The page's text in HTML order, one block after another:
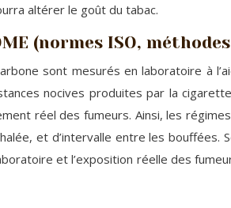
altérer le goût du tabac.
(normes ISO,
sont mesurés en laboratoire à
nocives produites par la
réel des fumeurs. Ainsi, les
et d’intervalle entre les
et l’exposition réelle des